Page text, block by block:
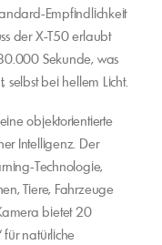
Empfindlichkeit
der X-T50 erlaubt
Sekunde, was
selbst bei hellem Licht.
objektorientierte
Intelligenz. Der
Technologie,
Tiere, Fahrzeuge
bietet 20
für natürliche